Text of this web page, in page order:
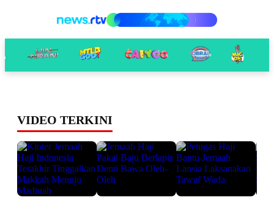
VIDEO TERKINI